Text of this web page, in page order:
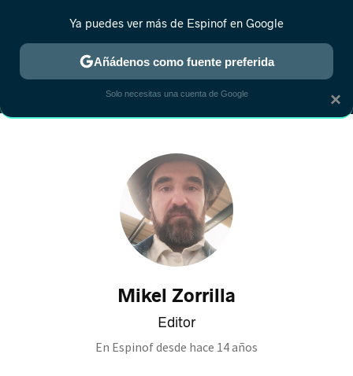
MENÚ NUEVO
ESTRENOS REALITY ANIME RANKINGS CINE
Mikel Zorrilla
Editor
En Espinof desde hace 14 años
×
Ya puedes ver más de Espinof en Google
Añádenos como fuente preferida
Solo necesitas una cuenta de Google